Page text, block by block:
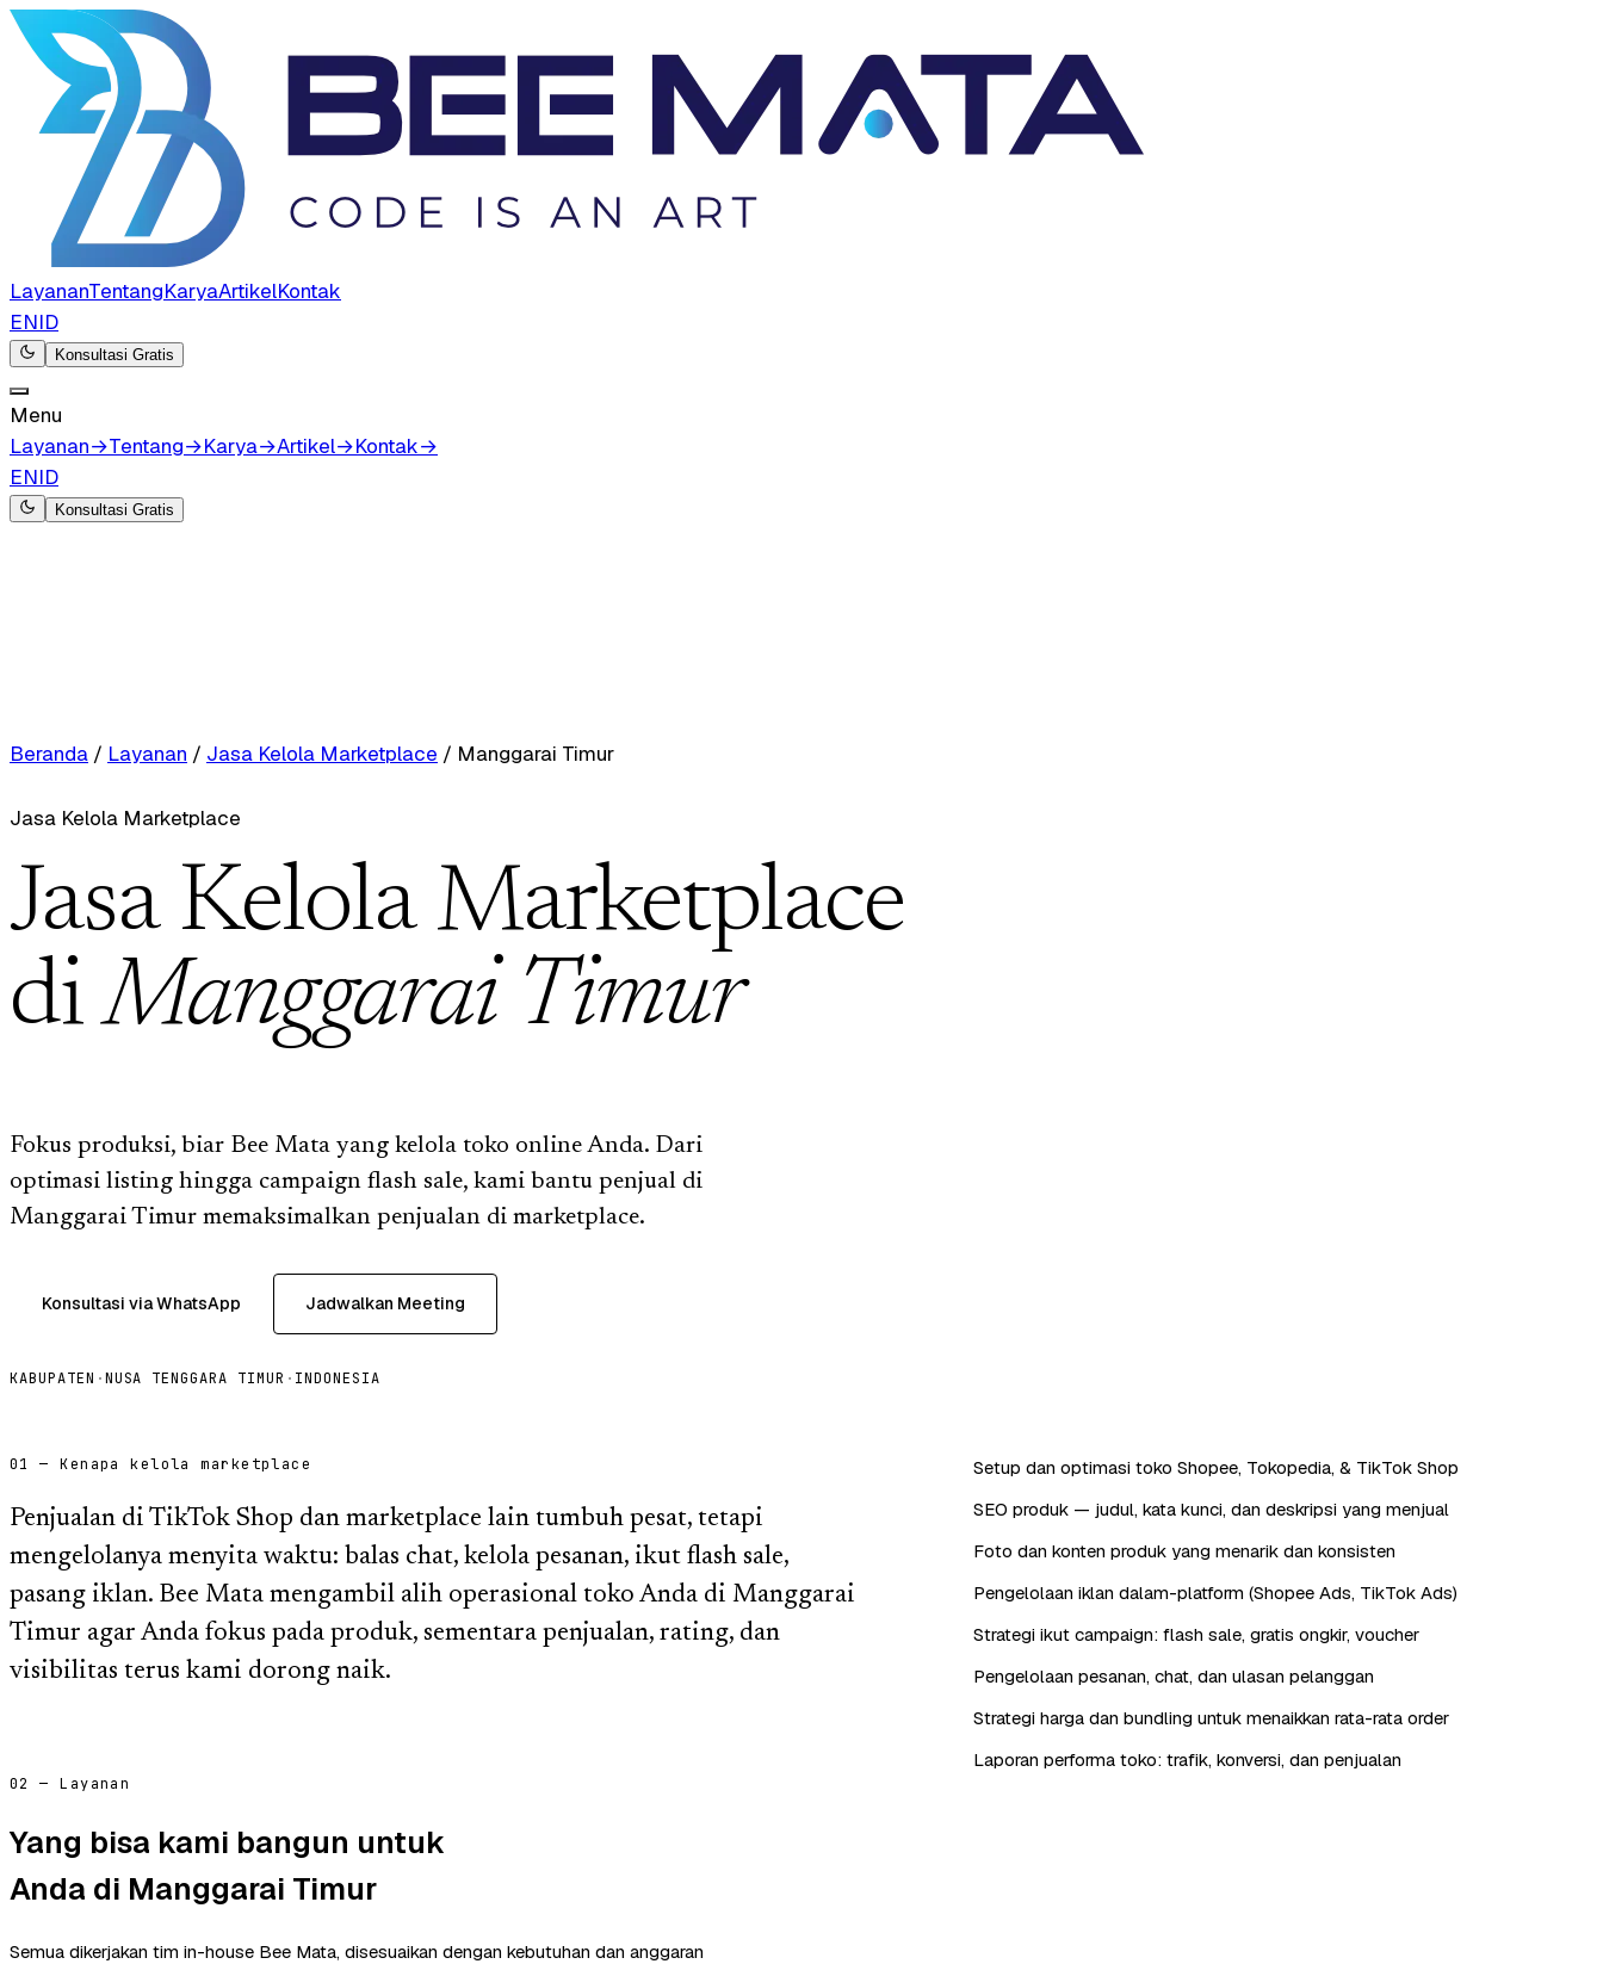
LayananTentangKaryaArtikelKontak
ENID
Konsultasi Gratis
Menu
Layanan→Tentang→Karya→Artikel→Kontak→
ENID
Konsultasi Gratis
Beranda / Layanan / Jasa Kelola Marketplace / Manggarai Timur
Jasa Kelola Marketplace
Jasa Kelola Marketplace
diManggarai Timur
Fokus produksi, biar Bee Mata yang kelola toko online Anda. Dari
optimasi listing hingga campaign flash sale, kami bantu penjual di
Manggarai Timur memaksimalkan penjualan di marketplace.
Konsultasi via WhatsApp Jadwalkan Meeting
KABUPATEN ·NUSA TENGGARA TIMUR · INDONESIA
01 — Kenapa kelola marketplace
Penjualan di TikTok Shop dan marketplace lain tumbuh pesat, tetapi
mengelolanya menyita waktu: balas chat, kelola pesanan, ikut flash sale,
pasang iklan. Bee Mata mengambil alih operasional toko Anda di Manggarai
Timur agar Anda fokus pada produk, sementara penjualan, rating, dan
visibilitas terus kami dorong naik.
Setup dan optimasi toko Shopee, Tokopedia, & TikTok Shop
SEO produk — judul, kata kunci, dan deskripsi yang menjual
Foto dan konten produk yang menarik dan konsisten
Pengelolaan iklan dalam-platform (Shopee Ads, TikTok Ads)
Strategi ikut campaign: flash sale, gratis ongkir, voucher
Pengelolaan pesanan, chat, dan ulasan pelanggan
Strategi harga dan bundling untuk menaikkan rata-rata order
Laporan performa toko: trafik, konversi, dan penjualan
02 — Layanan
Yang bisa kami bangun untuk
Anda di Manggarai Timur
Semua dikerjakan tim in-house Bee Mata, disesuaikan dengan kebutuhan dan anggaran